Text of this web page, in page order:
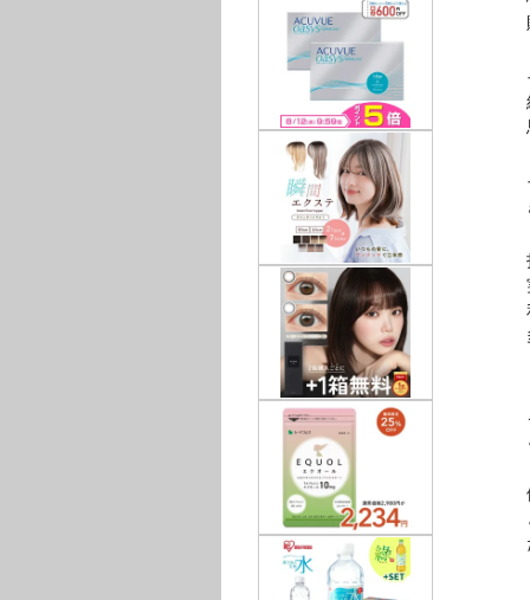
財
そ
結
思
そ
き
打
実
利
多
こ
と
儲
と
だ